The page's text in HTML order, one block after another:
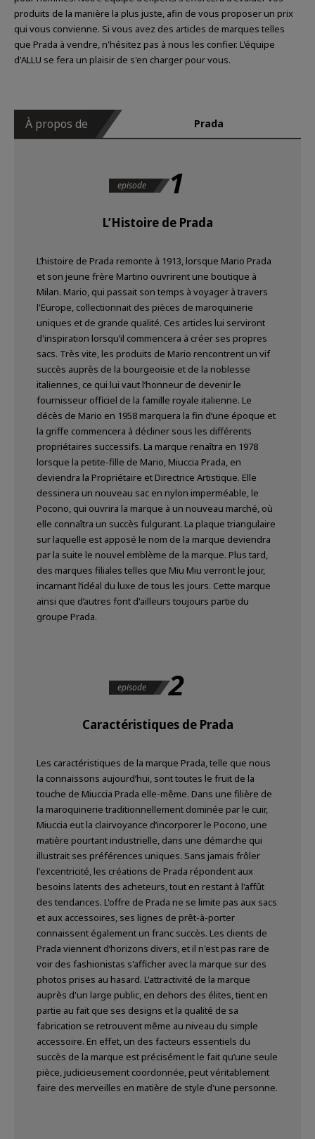
produits de la manière la plus juste, afin de vous proposer un prix
qui vous convienne. Si vous avez des articles de marques telles
que Prada à vendre, n'hésitez pas à nous les confier. L'équipe
d'ALLU se fera un plaisir de s'en charger pour vous.
À propos de Prada
episode 1
L’Histoire de Prada
L’histoire de Prada remonte à 1913, lorsque Mario Prada
et son jeune frère Martino ouvrirent une boutique à
Milan. Mario, qui passait son temps à voyager à travers
l'Europe, collectionnait des pièces de maroquinerie
uniques et de grande qualité. Ces articles lui serviront
d'inspiration lorsqu’il commencera à créer ses propres
sacs. Très vite, les produits de Mario rencontrent un vif
succès auprès de la bourgeoisie et de la noblesse
italiennes, ce qui lui vaut l’honneur de devenir le
fournisseur officiel de la famille royale italienne. Le
décès de Mario en 1958 marquera la fin d’une époque et
la griffe commencera à décliner sous les différents
propriétaires successifs. La marque renaîtra en 1978
lorsque la petite-fille de Mario, Miuccia Prada, en
deviendra la Propriétaire et Directrice Artistique. Elle
dessinera un nouveau sac en nylon imperméable, le
Pocono, qui ouvrira la marque à un nouveau marché, où
elle connaîtra un succès fulgurant. La plaque triangulaire
sur laquelle est apposé le nom de la marque deviendra
par la suite le nouvel emblème de la marque. Plus tard,
des marques filiales telles que Miu Miu verront le jour,
incarnant l’idéal du luxe de tous les jours. Cette marque
ainsi que d’autres font d'ailleurs toujours partie du
groupe Prada.
episode 2
Caractéristiques de Prada
Les caractéristiques de la marque Prada, telle que nous
la connaissons aujourd’hui, sont toutes le fruit de la
touche de Miuccia Prada elle-même. Dans une filière de
la maroquinerie traditionnellement dominée par le cuir,
Miuccia eut la clairvoyance d’incorporer le Pocono, une
matière pourtant industrielle, dans une démarche qui
illustrait ses préférences uniques. Sans jamais frôler
l'excentricité, les créations de Prada répondent aux
besoins latents des acheteurs, tout en restant à l'affût
des tendances. L'offre de Prada ne se limite pas aux sacs
et aux accessoires, ses lignes de prêt-à-porter
connaissent également un franc succès. Les clients de
Prada viennent d’horizons divers, et il n'est pas rare de
voir des fashionistas s'afficher avec la marque sur des
photos prises au hasard. L'attractivité de la marque
auprès d'un large public, en dehors des élites, tient en
partie au fait que ses designs et la qualité de sa
fabrication se retrouvent même au niveau du simple
accessoire. En effet, un des facteurs essentiels du
succès de la marque est précisément le fait qu’une seule
pièce, judicieusement coordonnée, peut véritablement
faire des merveilles en matière de style d'une personne.